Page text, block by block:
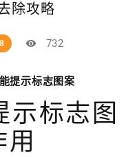
除攻略
732
提示标志图案
示标志图